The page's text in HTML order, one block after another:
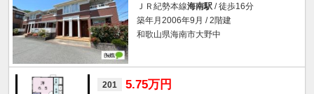
ＪＲ紀勢本線海南駅 / 徒歩16分
築年月2006年9月 / 2階建
和歌山県海南市大野中
201 5.75万円